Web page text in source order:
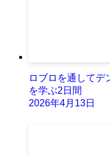
ロブロを通してデ
を学ぶ2日間
2026年4月13日